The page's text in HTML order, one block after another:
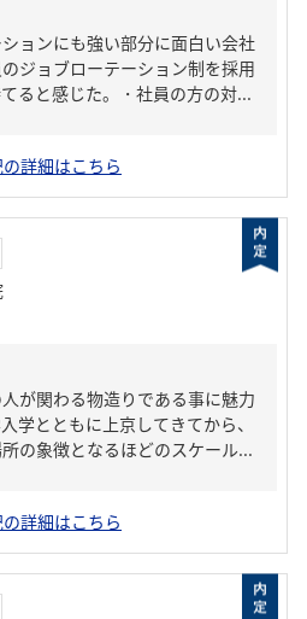
ョンにも強い部分に面白い会社
ジョブローテーション制を採用
ると感じた。・社員の方の対...
詳細はこちら
が関わる物造りである事に魅力
学とともに上京してきてから、
の象徴となるほどのスケール...
詳細はこちら